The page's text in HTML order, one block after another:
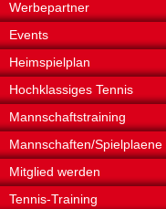
Werbepartner
Events
Heimspielplan
Hochklassiges Tennis
Mannschaftstraining
Mannschaften/Spielplaene
Mitglied werden
Tennis-Training